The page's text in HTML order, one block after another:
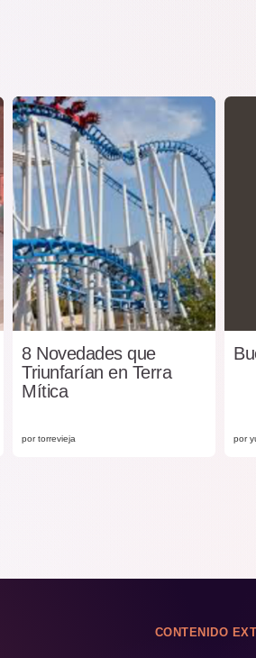
8 Novedades que
Triunfarían en Terra
Mítica
por torrevieja por
CONTENIDO